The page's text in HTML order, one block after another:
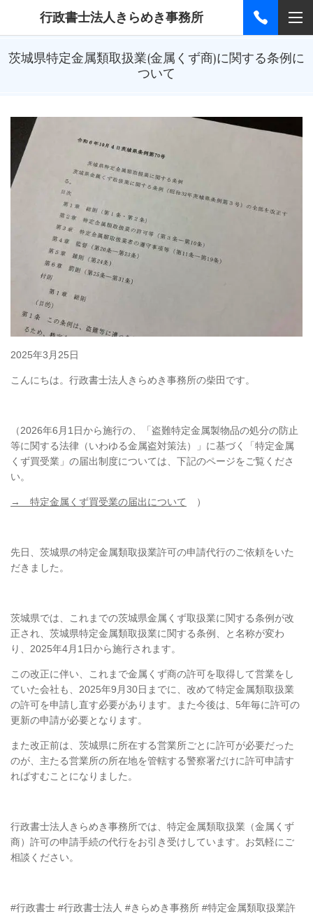
行政書士法人きらめき事務所
茨城県特定金属類取扱業(金属くず商)に関する条例に
ついて
2025年3月25日
こんにちは。行政書士法人きらめき事務所の柴田です。
（2026年6月1日から施行の、「盗難特定金属製物品の処分の防止
等に関する法律（いわゆる金属盗対策法）」に基づく「特定金属
くず買受業」の届出制度については、下記のページをご覧くださ
い。
→ 特定金属くず買受業の届出について ）
先日、茨城県の特定金属類取扱業許可の申請代行のご依頼をいた
だきました。
茨城県では、これまでの茨城県金属くず取扱業に関する条例が改
正され、茨城県特定金属類取扱業に関する条例、と名称が変わ
り、2025年4月1日から施行されます。
この改正に伴い、これまで金属くず商の許可を取得して営業をし
ていた会社も、2025年9月30日までに、改めて特定金属類取扱業
の許可を申請し直す必要があります。また今後は、5年毎に許可の
更新の申請が必要となります。
また改正前は、茨城県に所在する営業所ごとに許可が必要だった
のが、主たる営業所の所在地を管轄する警察署だけに許可申請す
ればすむことになりました。
行政書士法人きらめき事務所では、特定金属類取扱業（金属くず
商）許可の申請手続の代行をお引き受けしています。お気軽にご
相談ください。
#行政書士 #行政書士法人 #きらめき事務所 #特定金属類取扱業許